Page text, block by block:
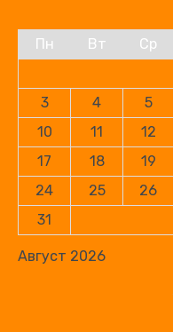
Август 2026
Пн Вт Ср
3
4 5
10
11 12
17
18 19
24
25 26
31